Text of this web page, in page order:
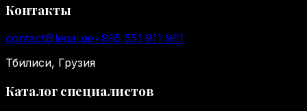
Контакты
contact@legal.ge+995 551 911 961
Тбилиси, Грузия
Каталог специалистов